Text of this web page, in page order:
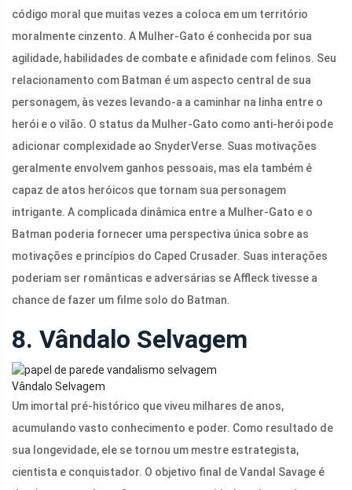
código moral que muitas vezes a coloca em um território
moralmente cinzento. A Mulher-Gato é conhecida por sua
agilidade, habilidades de combate e afinidade com felinos. Seu
relacionamento com Batman é um aspecto central de sua
personagem, às vezes levando-a a caminhar na linha entre o
herói e o vilão. O status da Mulher-Gato como anti-herói pode
adicionar complexidade ao SnyderVerse. Suas motivações
geralmente envolvem ganhos pessoais, mas ela também é
capaz de atos heróicos que tornam sua personagem
intrigante. A complicada dinâmica entre a Mulher-Gato e o
Batman poderia fornecer uma perspectiva única sobre as
motivações e princípios do Caped Crusader. Suas interações
poderiam ser românticas e adversárias se Affleck tivesse a
chance de fazer um filme solo do Batman.
8. Vândalo Selvagem
Vândalo Selvagem
Um imortal pré-histórico que viveu milhares de anos,
acumulando vasto conhecimento e poder. Como resultado de
sua longevidade, ele se tornou um mestre estrategista,
cientista e conquistador. O objetivo final de Vandal Savage é